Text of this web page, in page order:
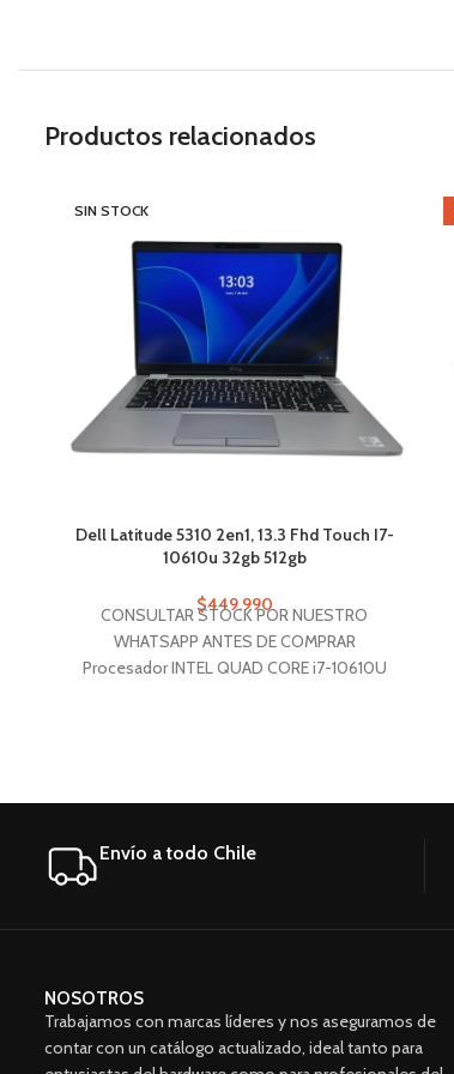
Productos relacionados
SIN STOCK
Dell Latitude 5310 2en1, 13.3 Fhd Touch I7-
10610u 32gb 512gb
$449.990
CONSULTAR STOCK POR NUESTRO
WHATSAPP ANTES DE COMPRAR
Procesador INTEL QUAD CORE i7-10610U
Envío a todo Chile
NOSOTROS
Trabajamos con marcas líderes y nos aseguramos de
contar con un catálogo actualizado, ideal tanto para